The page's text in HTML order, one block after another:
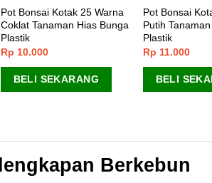
Pot Bonsai Kotak 25 Warna
Coklat Tanaman Hias Bunga
Plastik
Rp 10.000
BELI SEKARANG
Pot Bonsai
Putih
Plastik
Rp 11.000
BELI
Berkebun